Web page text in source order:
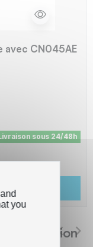
avec CN045AE
sous 24/48h
Solution
you